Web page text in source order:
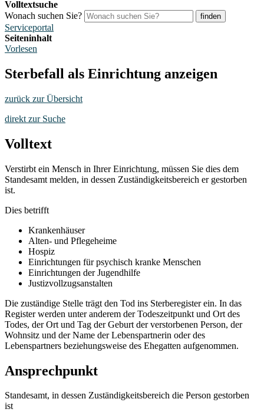
Volltextsuche
Wonach suchen Sie?
finden
Serviceportal
Seiteninhalt
Vorlesen
Sterbefall als Einrichtung anzeigen
zurück zur Übersicht
direkt zur Suche
Volltext
Verstirbt ein Mensch in Ihrer Einrichtung, müssen Sie dies dem
Standesamt melden, in dessen Zuständigkeitsbereich er gestorben
ist.
Dies betrifft
Krankenhäuser
Alten- und Pflegeheime
Hospiz
Einrichtungen für psychisch kranke Menschen
Einrichtungen der Jugendhilfe
Justizvollzugsanstalten
Die zuständige Stelle trägt den Tod ins Sterberegister ein. In das
Register werden unter anderem der Todeszeitpunkt und Ort des
Todes, der Ort und Tag der Geburt der verstorbenen Person, der
Wohnsitz und der Name der Lebenspartnerin oder des
Lebenspartners beziehungsweise des Ehegatten aufgenommen.
Ansprechpunkt
Standesamt, in dessen Zuständigkeitsbereich die Person gestorben
ist